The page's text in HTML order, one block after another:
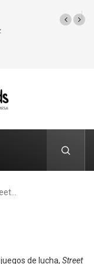
de lucha, Street